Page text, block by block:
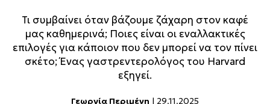
Τι συμβαίνει όταν βάζουμε ζάχαρη στον καφέ
μας καθημερινά; Ποιες είναι οι εναλλακτικές
επιλογές για κάποιον που δεν μπορεί να τον πίνει
σκέτο; Ένας γαστρεντερολόγος του Harvard
εξηγεί.
Γεωργία Περιμένη | 29.11.2025